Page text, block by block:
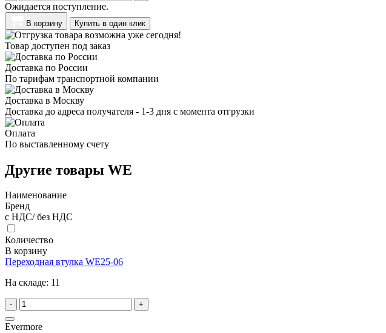
Ожидается поступление.
В корзину Купить в один клик
Товар доступен под заказ
Доставка по России
По тарифам транспортной компании
Доставка в Москву
Доставка до адреса получателя - 1-3 дня с момента отгрузки
Оплата
По выставленному счету
Другие товары WE
Наименование
Бренд
с НДС/ без НДС
Количество
В корзину
Переходная втулка WE25-06
На складе: 11
- +
Evermore